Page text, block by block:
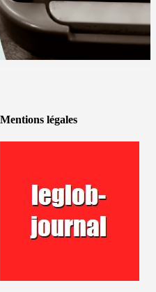
Mentions légales